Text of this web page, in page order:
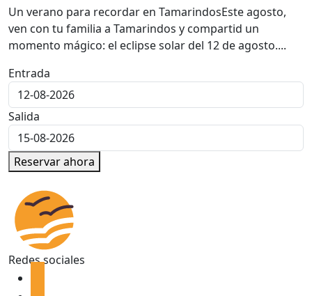
Un verano para recordar en TamarindosEste agosto,
ven con tu familia a Tamarindos y compartid un
momento mágico: el eclipse solar del 12 de agosto....
Entrada
Salida
Reservar ahora
Redes sociales